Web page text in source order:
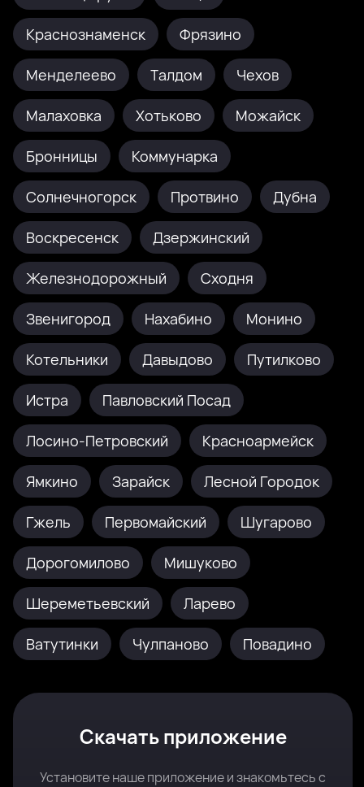
Краснознаменск Фрязино
Менделеево Талдом Чехов
Малаховка Хотьково Можайск
Бронницы Коммунарка
Солнечногорск Протвино Дубна
Воскресенск Дзержинский
Железнодорожный Сходня
Звенигород Нахабино Монино
Котельники Давыдово Путилково
Истра Павловский Посад
Лосино-Петровский Красноармейск
Ямкино Зарайск Лесной Городок
Гжель Первомайский Шугарово
Дорогомилово Мишуково
Шереметьевский Ларево
Ватутинки Чулпаново Повадино
Скачать приложение
Установите наше приложение и знакомьтесь с